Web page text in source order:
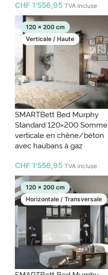
CHF 1'556,95 TVA incluse
120 x 200 cm
Verticale / Haute
SMARTBett Bed Murphy
Standard 120×200 Somme
verticale en chêne/béton
avec haubans à gaz
CHF 1'556,95 TVA incluse
120 x 200 cm
Horizontale / Transversale